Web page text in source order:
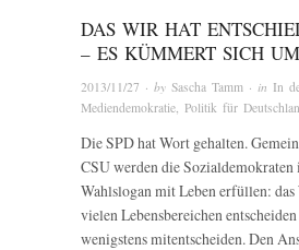
DAS WIR HAT
– ES KÜMMERT SICH
2013/11/27 · by Sascha Tamm · in In
Mediendemokratie, Politik für
Die SPD hat Wort gehalten.
CSU werden die Sozialdemokraten
Wahlslogan mit Leben erfüllen:
vielen Lebensbereichen
wenigstens mitentscheiden. Den